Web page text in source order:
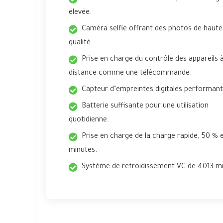
élevée.
Caméra selfie offrant des photos de haute
qualité.
Prise en charge du contrôle des appareils
distance comme une télécommande.
Capteur d’empreintes digitales
Batterie suffisante pour une utilisation
quotidienne.
Prise en charge de la charge rapide, 50 %
minutes.
Système de refroidissement VC de 4013